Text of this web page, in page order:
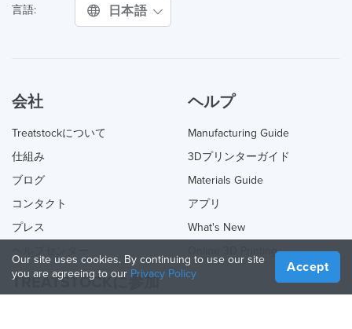
言語: 日本語
会社
Treatstockについて
仕組み
ブログ
コンタクト
プレス
ヘルプ
Manufacturing Guide
3Dプリンターガイド
Materials Guide
アプリ
What's New
Online 3D Printing
TREATSTOCKに参加
Our site uses cookies. By continuing to use our site
you are agreeing to our Privacy Policy Accept